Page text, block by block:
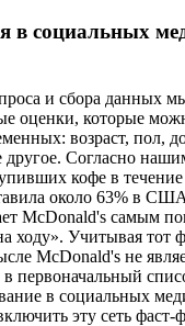
в социальных
и сбора данных
оценки, которые
возраст, пол,
Согласно
кофе в
около 63% в
McDonald's самым
ходу». Учитывая тот
McDonald's не
в первоначальный
в социальных
эту сеть фаст-